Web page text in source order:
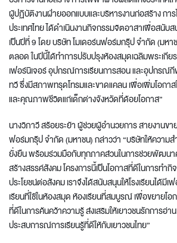
ผู้ปฏิบัติงานฝ่ายออกแบบและบริหารงานก่อสร้าง ก
ประเทศไทย ได้ดำเนินงานกิจกรรมจิตอาสาเพื่อสนับ
เป็นปีที่ 9 โดย บริษัท โมเดอร์นฟอร์มกรุ๊ป จำกัด (มห
ตลอด ในปีนี้ได้ทำการปรับปรุงห้องสมุดเฉลิมพระเกี
เฟอร์นิเจอร์ อุปกรณ์การเรียนการสอน และอุปกรณ์กี
ทวี ซึ่งมีสภาพทรุดโทรมและขาดแคลน เพื่อเพิ่มโอก
และคุณภาพชีวิตแก่เด็กต่างจังหวัดที่ด้อยโอกาส”
นางวิภาวี สร้อยระย้า ผู้ช่วยผู้อำนวยการ สายงานขา
ฟอร์มกรุ๊ป จำกัด (มหาชน) กล่าวว่า “บริษัทให้ควา
ยั่งยืน พร้อมร่วมมือกับทุกภาคส่วนในการช่วยพัฒน
สร้างสรรค์สังคม โครงการนี้เป็นโอกาสที่ดีในการทำ
ประโยชน์ต่อสังคม เราจึงได้สนับสนุนให้โรงเรียนได้มี
เรียนที่ใช้ในห้องสมุด ห้องเรียนที่สมบูรณ์ เพื่อขยายโอ
ที่ดีในการค้นคว้าความรู้ ส่งเสริมให้เยาวชนรักการอ่า
ประสบการณ์การเรียนรู้ที่ดีให้กับเยาวชนไทย”